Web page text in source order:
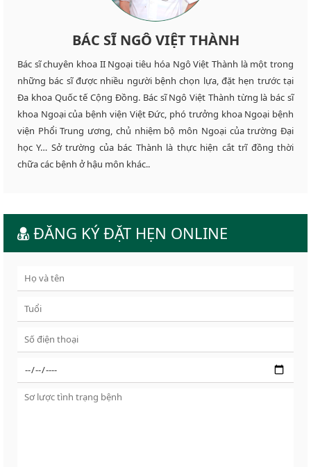
BÁC SĨ NGÔ VIỆT THÀNH
Bác sĩ chuyên khoa II Ngoại tiêu hóa Ngô Việt Thành là một trong
những bác sĩ được nhiều người bệnh chọn lựa, đặt hẹn trước tại
Đa khoa Quốc tế Cộng Đồng. Bác sĩ Ngô Việt Thành từng là bác sĩ
khoa Ngoại của bệnh viện Việt Đức, phó trưởng khoa Ngoại bệnh
viện Phổi Trung ương, chủ nhiệm bộ môn Ngoại của trường Đại
học Y… Sở trường của bác Thành là thực hiện cắt trĩ đồng thời
chữa các bệnh ở hậu môn khác..
ĐĂNG KÝ ĐẶT HẸN ONLINE